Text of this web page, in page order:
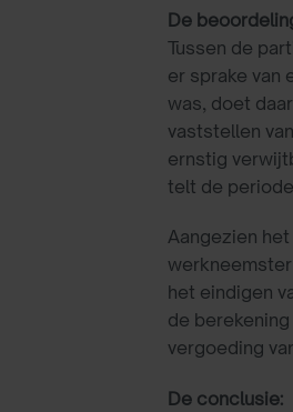
De
Tussen de
er sprake van
was, doet
vaststellen
ernstig
telt de
Aangezien
het eindigen
de
vergoeding
De conclusie: